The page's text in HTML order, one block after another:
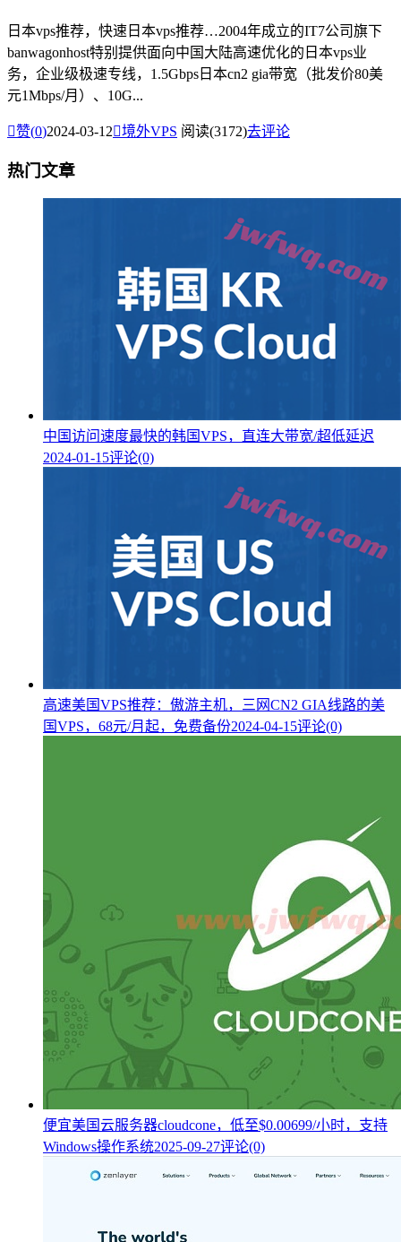
日本vps推荐，快速日本vps推荐…2004年成立的IT7公司旗下
banwagonhost特别提供面向中国大陆高速优化的日本vps业
务，企业级极速专线，1.5Gbps日本cn2 gia带宽（批发价80美
元1Mbps/月）、10G...
赞(0)2024-03-12境外VPS 阅读(3172)去评论
热门文章
中国访问速度最快的韩国VPS，直连大带宽/超低延迟
2024-01-15评论(0)
高速美国VPS推荐：傲游主机，三网CN2 GIA线路的美
国VPS，68元/月起，免费备份2024-04-15评论(0)
便宜美国云服务器cloudcone，低至$0.00699/小时，支持
Windows操作系统2025-09-27评论(0)